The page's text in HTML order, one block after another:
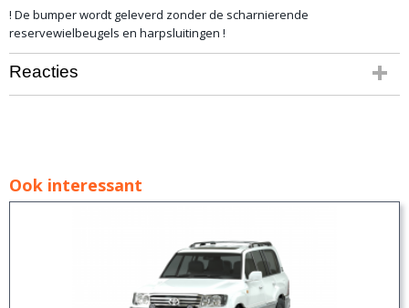
! De bumper wordt geleverd zonder de scharnierende
reservewielbeugels en harpsluitingen !
Reacties
Ook interessant